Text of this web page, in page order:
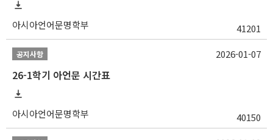
아시아언어문명학부 41201
공지사항
26-1학기 아언문 시간표
아시아언어문명학부 40150
2026-01-07